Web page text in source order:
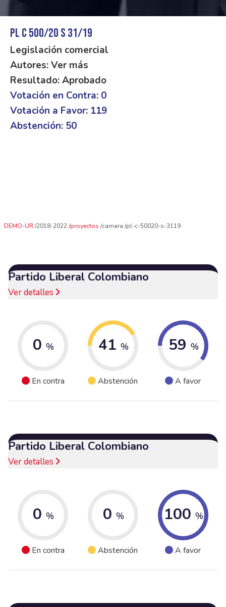
PL C 500/20 S 31/19
Legislación comercial
Autores: Ver más
Resultado: Aprobado
Votación en Contra: 0
Votación a Favor: 119
Abstención: 50
DEMO-UR 2018-2022 proyectos camara pl-c-50020-s-3119
Partido Liberal Colombiano
Ver detalles
0 %
En contra
41 %
Abstención
59 %
A favor
Partido Liberal Colombiano
Ver detalles
0 %
En contra
0 %
Abstención
100 %
A favor